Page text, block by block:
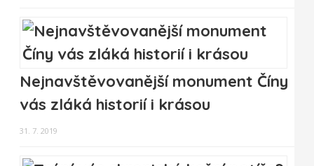
Nejnavštěvovanější monument Číny
vás zláká historií i krásou
31. 7. 2019